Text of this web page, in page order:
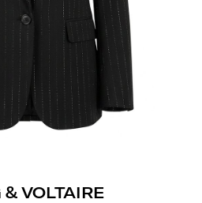
VOLTAIRE